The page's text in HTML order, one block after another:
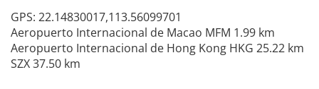
GPS: 22.14830017,113.56099701
Aeropuerto Internacional de Macao MFM 1.99 km
Aeropuerto Internacional de Hong Kong HKG 25.22 km
SZX 37.50 km